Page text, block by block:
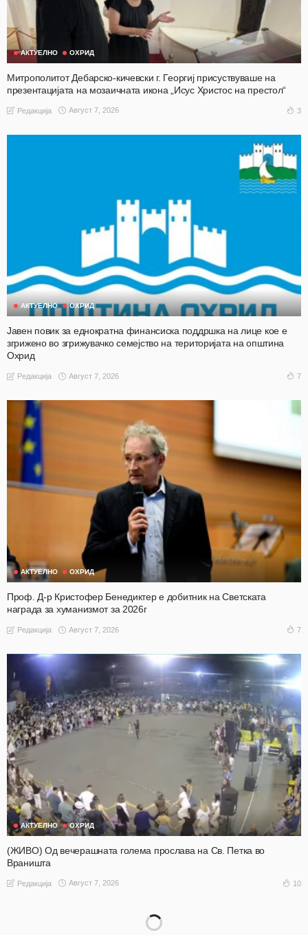
АКТУЕЛНО ОХРИД
Митрополитот Дебарско-кичевски г. Георгиј присуствуваше на
презентацијата на мозаичната икона „Исус Христос на престол“
Редакција Август 7, 2026 3
АКТУЕЛНО ОХРИД
Јавен повик за еднократна финансиска поддршка на лице кое е
згрижено во згрижувачко семејство на територијата на општина
Охрид
Редакција Август 7, 2026 7
АКТУЕЛНО ОХРИД
Проф. Д-р Кристофер Бенедиктер е добитник на Светската
награда за хуманизмот за 2026г
Редакција Август 7, 2026 7
АКТУЕЛНО ОХРИД
(ЖИВО) Од вечерашната голема прослава на Св. Петка во
Враништа
Редакција Август 7, 2026 10